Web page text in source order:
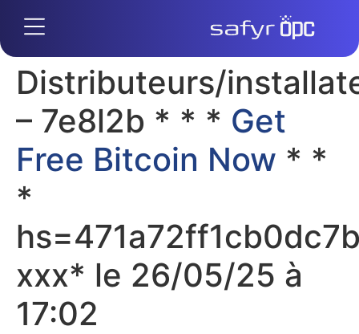
Distributeurs/
– 7e8l2b * * * Get
Free Bitcoin Now * *
*
ххх* le 26/05/25 à
17:02